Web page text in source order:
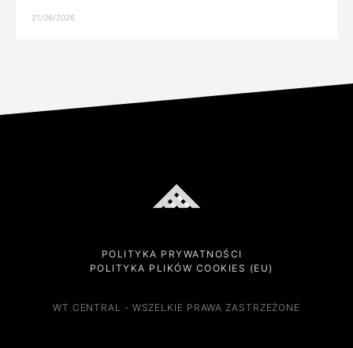
21/06/2026
POLITYKA PRYWATNOŚCI
POLITYKA PLIKÓW COOKIES (EU)
WT CENTRAL - WSZELKIE PRAWA ZASTRZEŻONE